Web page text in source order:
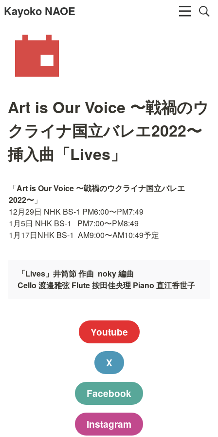
Kayoko NAOE
Art is Our Voice 〜戦禍のウ
クライナ国立バレエ2022〜
挿入曲「Lives」
「Art is Our Voice 〜戦禍のウクライナ国立バレエ
2022〜 」
12月29日 NHK BS-1 PM6:00〜PM7:49
1月5日 NHK BS-1   PM7:00〜PM8:49
1月17日NHK BS-1  AM9:00〜AM10:49予定
「Lives」井筒節 作曲  noky 編曲
Cello 渡邉雅弦 Flute 按田佳央理 Piano 直江香世子
Youtube
X
Facebook
Instagram